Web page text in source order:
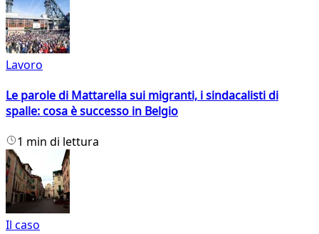
Lavoro
Le parole di Mattarella sui migranti, i sindacalisti di
spalle: cosa è successo in Belgio
1 min di lettura
Il caso